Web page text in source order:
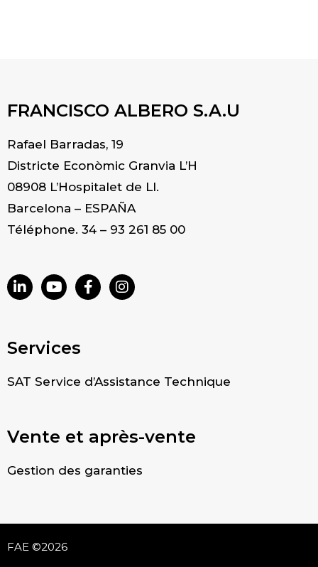
FRANCISCO ALBERO S.A.U
Rafael Barradas, 19
Districte Econòmic Granvia L’H
08908 L’Hospitalet de Ll.
Barcelona – ESPAÑA
Téléphone. 34 – 93 261 85 00
Services
SAT Service d’Assistance Technique
Vente et après-vente
Gestion des garanties
FAE ©2026